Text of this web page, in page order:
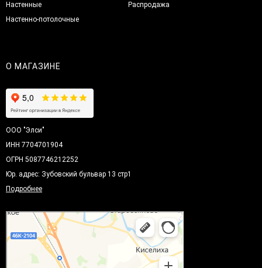
Настенные
Настенно-потолочные
Распродажа
О МАГАЗИНЕ
ООО "Элси"
ИНН 7704701904
ОГРН 5087746212252
Юр. адрес: Зубовский бульвар 13 стр1
Подробнее